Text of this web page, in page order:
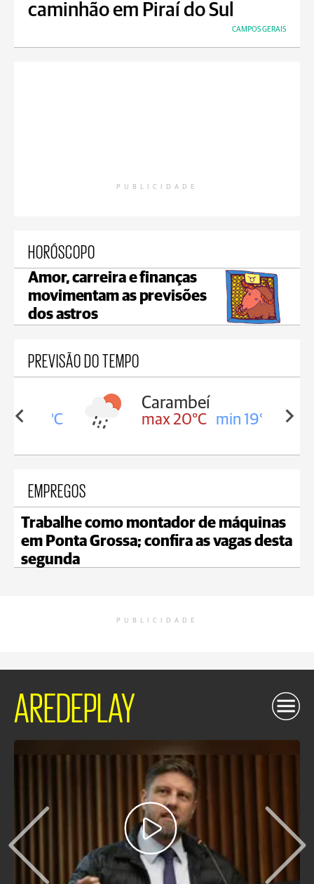
caminhão em Piraí do Sul
CAMPOS GERAIS
PUBLICIDADE
HORÓSCOPO
Amor, carreira e finanças
movimentam as previsões
dos astros
PREVISÃO DO TEMPO
19°C
Carambeí
max 20°C min 19°C
EMPREGOS
Trabalhe como montador de máquinas
em Ponta Grossa; confira as vagas desta
segunda
PUBLICIDADE
AREDEPLAY